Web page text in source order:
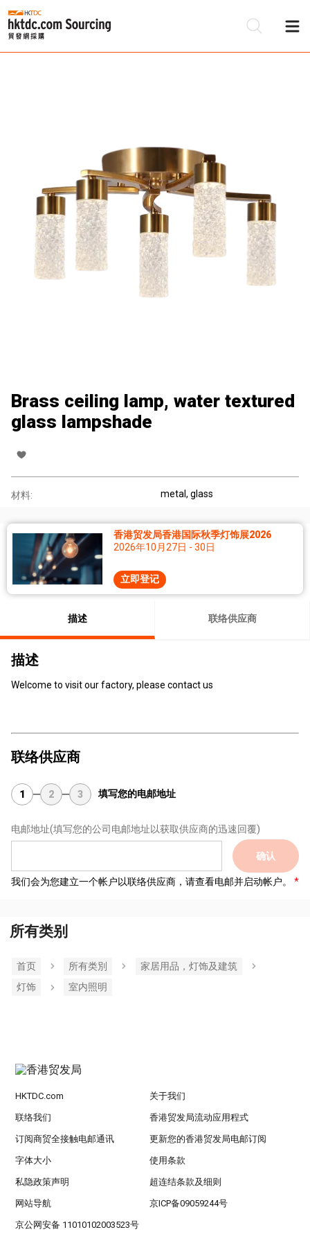
Brass ceiling lamp, water textured
glass lampshade
材料: metal, glass
香港贸发局香港国际秋季灯饰展2026
2026年10月27日 - 30日
立即登记
描述 联络供应商
描述
Welcome to visit our factory, please contact us
联络供应商
1 2 3 填写您的电邮地址
电邮地址(填写您的公司电邮地址以获取供应商的迅速回覆)
确认
我们会为您建立一个帐户以联络供应商，请查看电邮并启动帐户。
所有类别
首页 所有类別
家居用品，灯饰及建筑
灯饰
室内照明
HKTDC.com 关于我们
联络我们 香港贸发局流动应用程式
订阅商贸全接触电邮通讯 更新您的香港贸发局电邮订阅
字体大小 使用条款
私隐政策声明 超连结条款及细则
网站导航 京ICP备09059244号
京公网安备 11010102003523号